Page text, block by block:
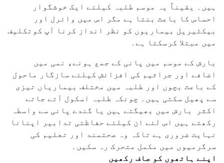
ہیں۔ یقیناً یہ موسم طلبہ کیلئے ایک خوشگوار
احساس کا باعث بنتا ہے مگر اس میں وائرل اور
بیکٹیریل بیماریوں کو نظر انداز کرنا آپ کوتکلیف
میں مبتلا کرسکتا ہے۔
بارش کے موسم میں پانی کے جمع ہونے، نمی میں
اضافے اور جراثیم کی افزائش کیلئے سازگار ماحول
کے باعث بچوں اور طلبہ میں مختلف بیماریاں تیزی
سے پھیل سکتی ہیں۔ چونکہ طلبہ اسکول آتے جاتے
اکثر بارش میں بھیگتے ہیں یا گندے پانی سے واسطہ
رکھتے ہیں اس لئے ان کیلئے حفاظتی تدابیر اپنانا
نہایت ضروری ہے تاکہ وہ صحتمند اور تعلیم کی
سرگرمیوں میں مکمل متحرک رہ سکیں۔
اپنے ہاتھوں کو صاف رکھیں